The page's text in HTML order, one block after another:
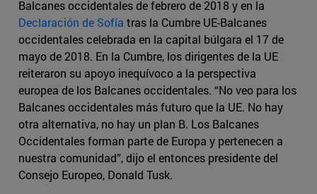
Balcanes occidentales de febrero de 2018 y en la
Declaración de Sofía tras la Cumbre UE-Balcanes
occidentales celebrada en la capital búlgara el 17 de
mayo de 2018. En la Cumbre, los dirigentes de la UE
reiteraron su apoyo inequívoco a la perspectiva
europea de los Balcanes occidentales. “No veo para los
Balcanes occidentales más futuro que la UE. No hay
otra alternativa, no hay un plan B. Los Balcanes
Occidentales forman parte de Europa y pertenecen a
nuestra comunidad”, dijo el entonces presidente del
Consejo Europeo, Donald Tusk.